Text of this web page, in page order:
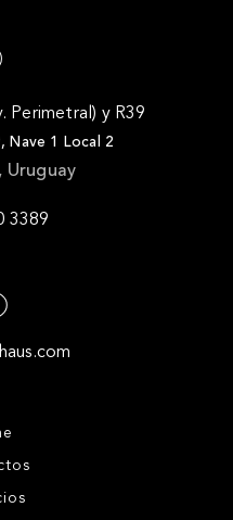
Perimetral) y R39
Nave 1 Local 2
Uruguay
3389